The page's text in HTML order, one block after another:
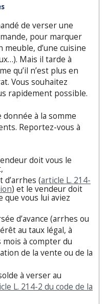
de verser une
pour marquer
meuble, d’une cuisine
Mais il tarde à
qu’il n’est plus en
Vous souhaitez
rapidement possible.
à la somme
Reportez-vous à
doit vous le
d’arrhes (article L. 214-
) et le vendeur doit
que vous lui aviez
d’avance (arrhes ou
au taux légal, à
mois à compter du
de la vente ou de la
à verser au
L. 214-2 du code de la